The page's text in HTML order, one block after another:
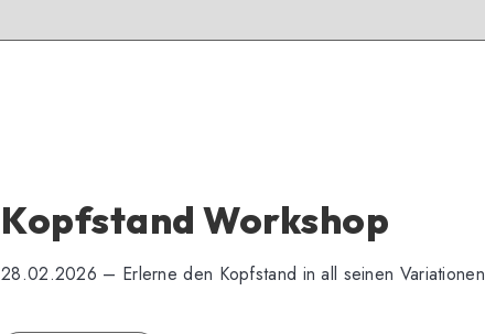
Kopfstand Workshop
28.02.2026 – Erlerne den Kopfstand in all seinen Variationen